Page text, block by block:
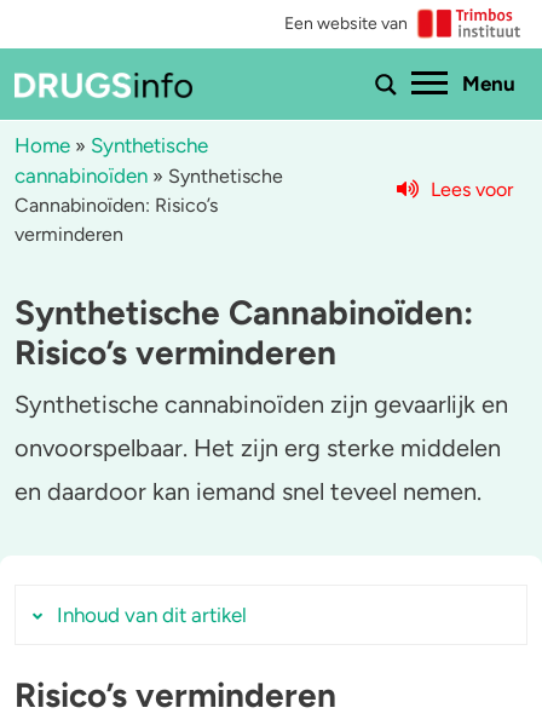
Een website van
Menu
Menu
Bekijk alle drugs
Cannabis
XTC / MDMA
Cocaïne
3-MMC
Aantoonbaarheid
Zwangerschap
Combinaties & medicijnen
Home » Synthetische
cannabinoïden » Synthetische
Cannabinoïden: Risico’s
verminderen
Lees voor
Synthetische Cannabinoïden:
Risico’s verminderen
Synthetische cannabinoïden zijn gevaarlijk en
onvoorspelbaar. Het zijn erg sterke middelen
en daardoor kan iemand snel teveel nemen.
Inhoud van dit artikel
Risico’s verminderen
Risico’s verminderen